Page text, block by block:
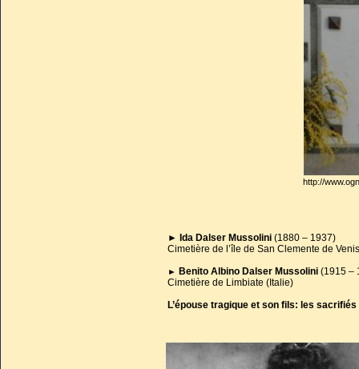
Lipari, après le décès de
implication avec le
testimonianza (« Mon
vie mondaine et politique
Elle mourut à Rome
son père. Edda Ciano
au cimetière de la
http://
► Ida Dalser Mussolini (1880 – 1937)
Cimetière de l’île de San Clemente de
► Benito Albino Dalser Mussolini (1915 –
Cimetière de Limbiate (Italie)
L’épouse tragique et son fils: les sacrifiés